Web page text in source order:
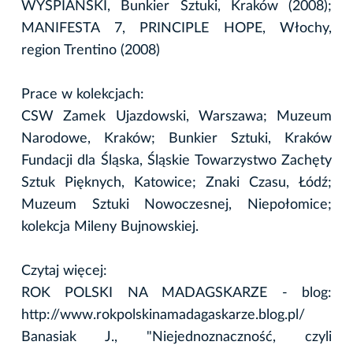
WYSPIAŃSKI, Bunkier Sztuki, Kraków (2008);
MANIFESTA 7, PRINCIPLE HOPE, Włochy,
region Trentino (2008)
Prace w kolekcjach:
CSW Zamek Ujazdowski, Warszawa; Muzeum
Narodowe, Kraków; Bunkier Sztuki, Kraków
Fundacji dla Śląska, Śląskie Towarzystwo Zachęty
Sztuk Pięknych, Katowice; Znaki Czasu, Łódź;
Muzeum Sztuki Nowoczesnej, Niepołomice;
kolekcja Mileny Bujnowskiej.
Czytaj więcej:
ROK POLSKI NA MADAGSKARZE - blog:
http://www.rokpolskinamadagaskarze.blog.pl/
Banasiak J., "Niejednoznaczność, czyli